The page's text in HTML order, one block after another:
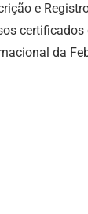
e
certificados
da